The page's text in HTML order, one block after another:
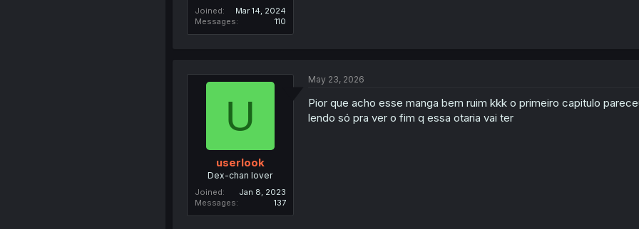
Joined
Mar 14, 2024
Messages
110
U
userlook
Dex-chan lover
Joined
Jan 8, 2023
Messages
137
May 23, 2026
Pior que acho esse manga bem ruim kkk o primeiro capitulo
lendo só pra ver o fim q essa otaria vai ter